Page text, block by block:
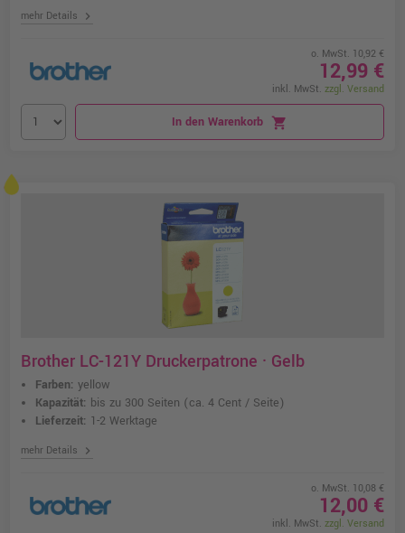
mehr Details chevron_right
o. MwSt. 10,92 €
12,99 €
inkl. MwSt. zzgl. Versand
In den Warenkorb shopping_cart
Brother LC-121Y Druckerpatrone · Gelb
Farben: yellow
Kapazität: bis zu 300 Seiten (ca. 4 Cent / Seite)
Lieferzeit: 1-2 Werktage
mehr Details chevron_right
o. MwSt. 10,08 €
12,00 €
inkl. MwSt. zzgl. Versand